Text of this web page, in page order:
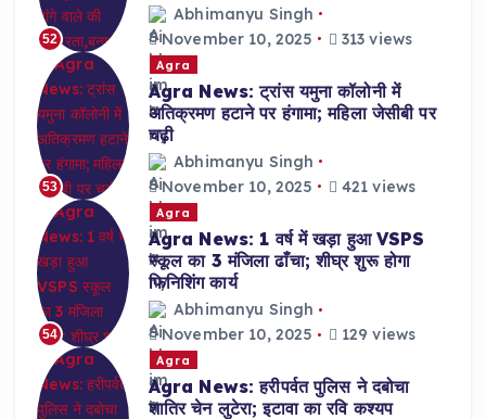
52
Abhimanyu Singh
November 10, 2025
313 views
53
Agra
Agra News: ट्रांस यमुना कॉलोनी में
अतिक्रमण हटाने पर हंगामा; महिला जेसीबी पर
चढ़ी
Abhimanyu Singh
November 10, 2025
421 views
54
Agra
Agra News: 1 वर्ष में खड़ा हुआ VSPS
स्कूल का 3 मंजिला ढाँचा; शीघ्र शुरू होगा
फिनिशिंग कार्य
Abhimanyu Singh
November 10, 2025
129 views
Agra
Agra News: हरीपर्वत पुलिस ने दबोचा
शातिर चेन लुटेरा; इटावा का रवि कश्यप